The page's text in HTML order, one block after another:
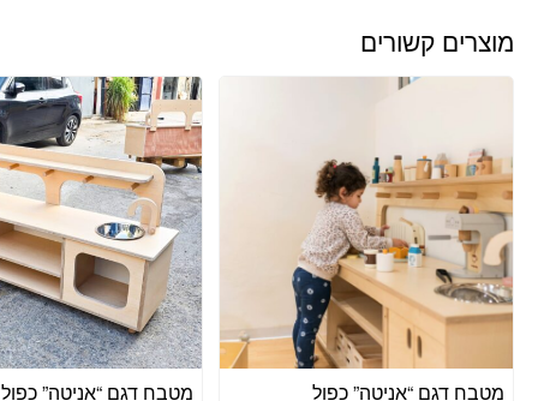
מוצרים קשורים
מטבח דגם “אניטה” כפול
מטבח דגם “אניטה” כפול